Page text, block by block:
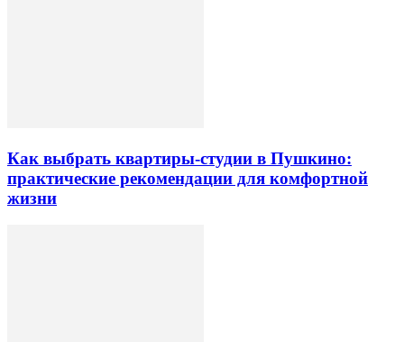
Как выбрать квартиры-студии в Пушкино:
практические рекомендации для комфортной
жизни